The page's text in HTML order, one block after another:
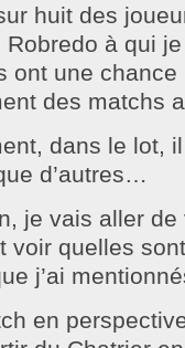
huit des
Robredo à qui
ont une
des matchs
dans le lot,
d’autres…
je vais aller
voir quelles
j’ai
en